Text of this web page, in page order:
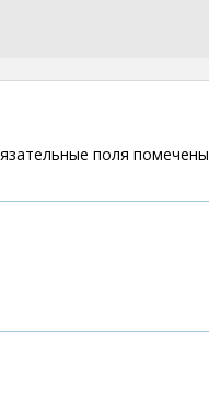
поля помечены